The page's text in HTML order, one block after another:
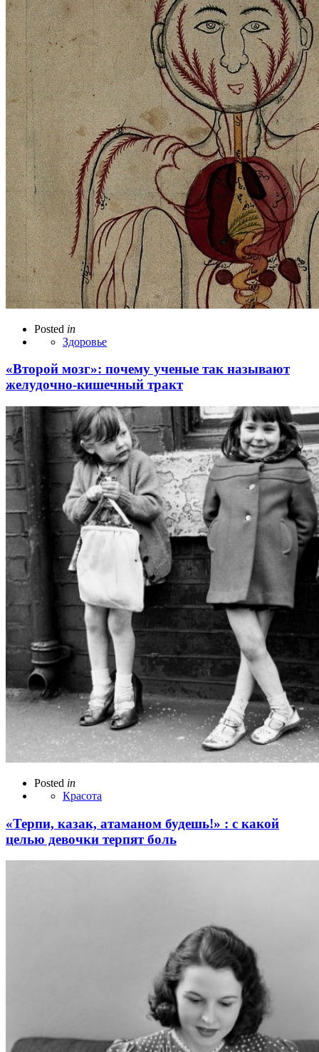
Posted in
Здоровье
«Второй мозг»: почему ученые так называют
желудочно-кишечный тракт
Posted in
Красота
«Терпи, казак, атаманом будешь!» : с какой
целью девочки терпят боль